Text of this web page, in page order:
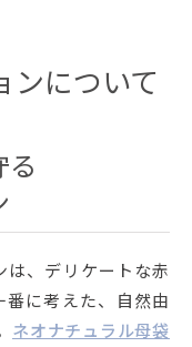
ンについて
る
、デリケートな赤
に考えた、自然由
ネオナチュラル母袋